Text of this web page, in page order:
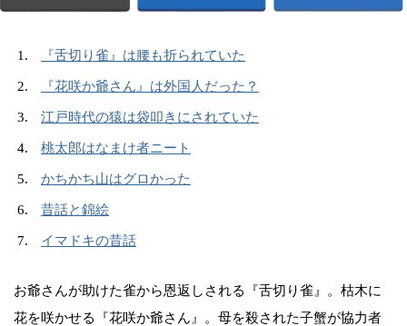
『舌切り雀』は腰も折られていた
『花咲か爺さん』は外国人だった？
江戸時代の猿は袋叩きにされていた
桃太郎はなまけ者ニート
かちかち山はグロかった
昔話と錦絵
イマドキの昔話
お爺さんが助けた雀から恩返しされる『舌切り雀』。枯木に
花を咲かせる『花咲か爺さん』。母を殺された子蟹が協力者